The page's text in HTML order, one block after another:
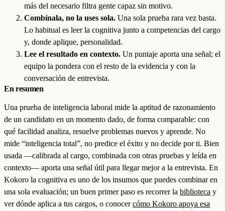
más del necesario filtra gente capaz sin motivo.
Combínala, no la uses sola. Una sola prueba rara vez basta.
Lo habitual es leer la cognitiva junto a competencias del cargo
y, donde aplique, personalidad.
Lee el resultado en contexto. Un puntaje aporta una señal; el
equipo la pondera con el resto de la evidencia y con la
conversación de entrevista.
En resumen
Una prueba de inteligencia laboral mide la aptitud de razonamiento
de un candidato en un momento dado, de forma comparable: con
qué facilidad analiza, resuelve problemas nuevos y aprende. No
mide “inteligencia total”, no predice el éxito y no decide por ti. Bien
usada —calibrada al cargo, combinada con otras pruebas y leída en
contexto— aporta una señal útil para llegar mejor a la entrevista. En
Kokoro la cognitiva es uno de los insumos que puedes combinar en
una sola evaluación; un buen primer paso es recorrer la biblioteca y
ver dónde aplica a tus cargos, o conocercómo Kokoro apoya esa